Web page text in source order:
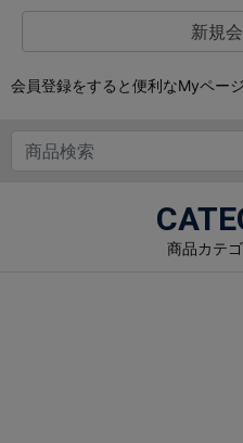
新規
会員登録をすると便利なMyペー
商品カテ